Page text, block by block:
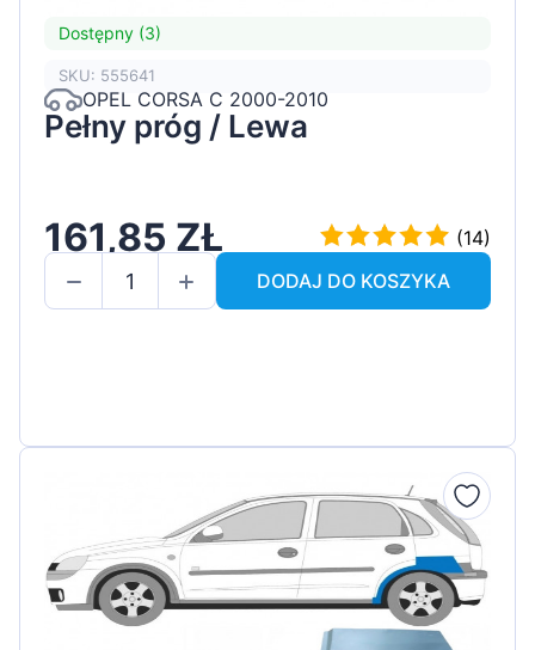
Dostępny (3)
SKU: 555641
OPEL CORSA C 2000-2010
Pełny próg / Lewa
161,85 ZŁ
(14)
DODAJ DO KOSZYKA